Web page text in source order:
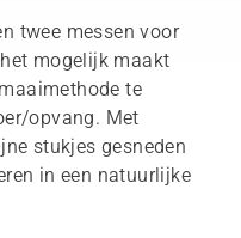
twee messen voor
mogelijk maakt
te
opvang. Met
stukjes gesneden
in een natuurlijke